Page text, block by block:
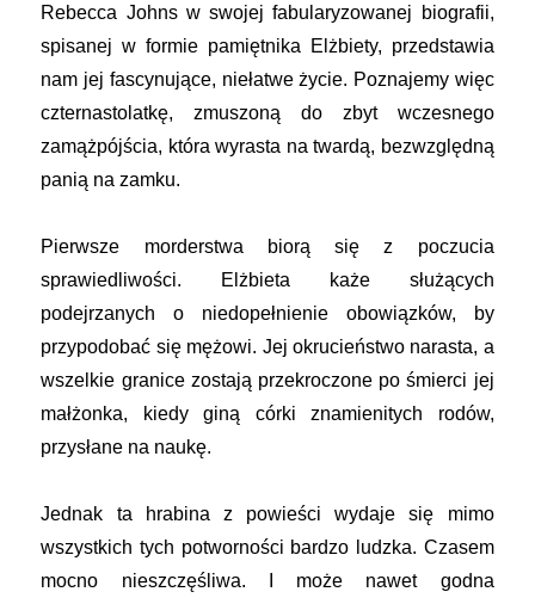
Rebecca Johns w swojej fabularyzowanej biografii,
spisanej w formie pamiętnika Elżbiety, przedstawia
nam jej fascynujące, niełatwe życie. Poznajemy więc
czternastolatkę, zmuszoną do zbyt wczesnego
zamążpójścia, która wyrasta na twardą, bezwzględną
panią na zamku.
Pierwsze morderstwa biorą się z poczucia
sprawiedliwości. Elżbieta każe służących
podejrzanych o niedopełnienie obowiązków, by
przypodobać się mężowi. Jej okrucieństwo narasta, a
wszelkie granice zostają przekroczone po śmierci jej
małżonka, kiedy giną córki znamienitych rodów,
przysłane na naukę.
Jednak ta hrabina z powieści wydaje się mimo
wszystkich tych potworności bardzo ludzka. Czasem
mocno nieszczęśliwa. I może nawet godna